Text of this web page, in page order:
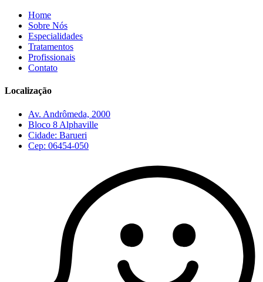
Home
Sobre Nós
Especialidades
Tratamentos
Profissionais
Contato
Localização
Av. Andrômeda, 2000
Bloco 8 Alphaville
Cidade: Barueri
Cep: 06454-050